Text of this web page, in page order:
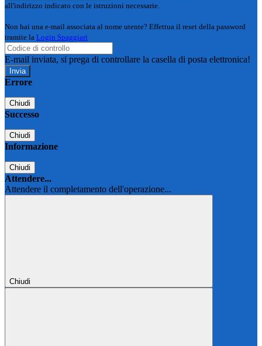
all'indirizzo indicato con le istruzioni necessarie.
Non hai una e-mail associata al nome utente? Effettua il reset della password
tramite la Login Spaggiari
E-mail inviata, si prega di controllare la casella di posta elettronica!
Errore
Chiudi
Successo
Chiudi
Informazione
Chiudi
Attendere...
Attendere il completamento dell'operazione...
Chiudi